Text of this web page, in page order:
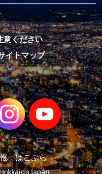
意ください
イトマップ
報 はこぶら